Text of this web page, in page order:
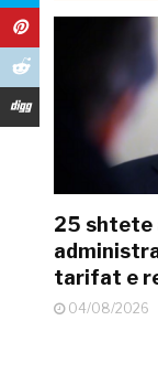
25 shtete
tarifat e
04/08/2026